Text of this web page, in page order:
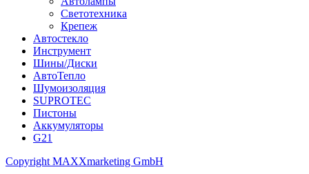
Светотехника
Крепеж
Автостекло
Инструмент
Шины/Диски
АвтоТепло
Шумоизоляция
SUPROTEC
Пистоны
Аккумуляторы
G21
Copyright MAXXmarketing GmbH